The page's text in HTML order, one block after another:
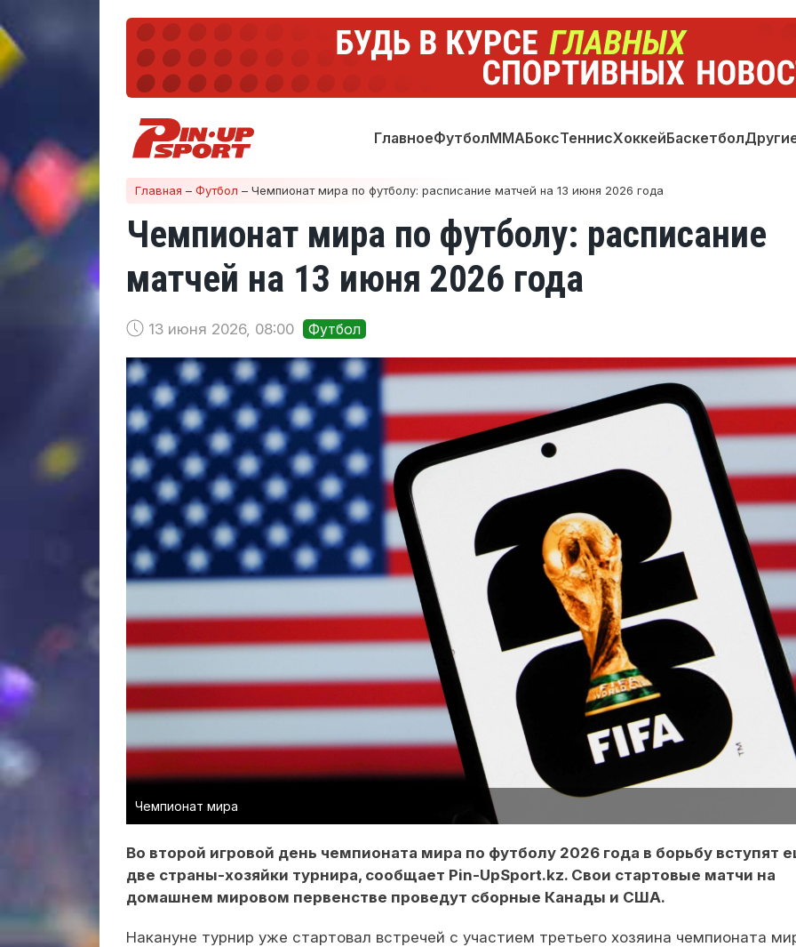
ГлавноеФутболММАБоксТеннисХоккейБаскетбол
Главная – Футбол – Чемпионат мира по футболу: расписание матчей на 13 июня 2026 года
Чемпионат мира по футболу: расписание
матчей на 13 июня 2026 года
13 июня 2026, 08:00 Футбол
Чемпионат мира
Во второй игровой день чемпионата мира по футболу 2026 года в борьбу вступят
две страны-хозяйки турнира, сообщает Pin-UpSport.kz. Свои стартовые матчи на
домашнем мировом первенстве проведут сборные Канады и США.
Накануне турнир уже стартовал встречей с участием третьего хозяина чемпионата